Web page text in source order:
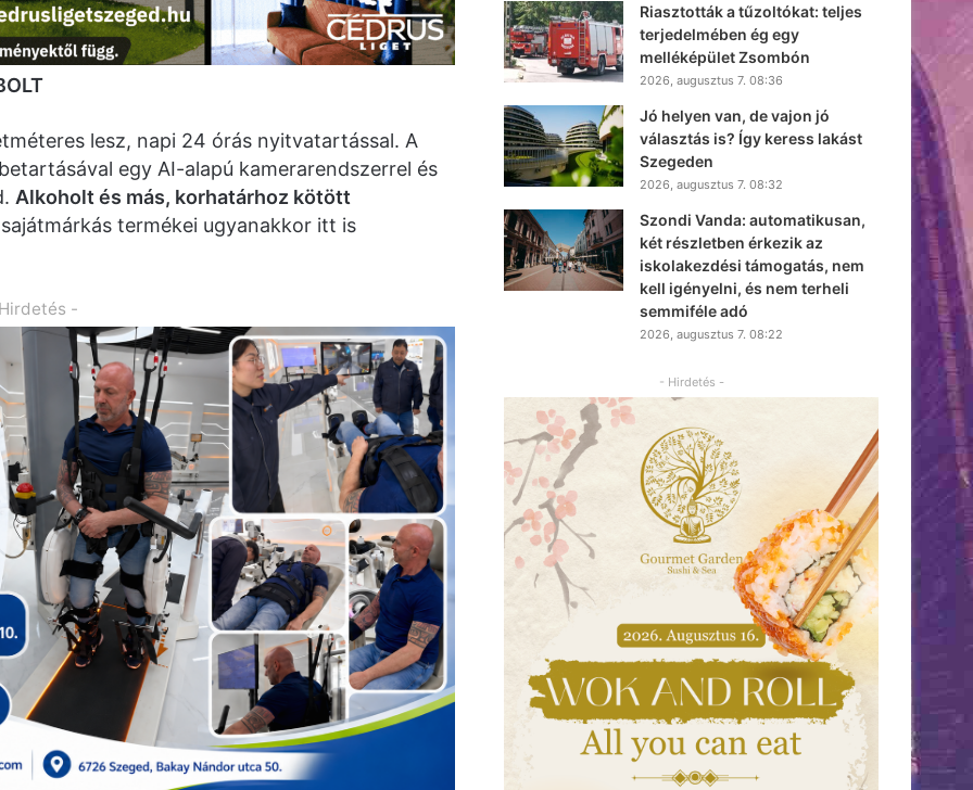
lesz, napi 24 órás nyitvatartással. A
egy AI-alapú kamerarendszerrel és
Alkoholt és más, korhatárhoz kötött
termékei ugyanakkor itt is
-
Riasztották a tűzoltókat: teljes
terjedelmében ég egy
melléképület Zsombón
2026, augusztus 7. 08:36
Jó helyen van, de vajon jó
választás is? Így keress lakást
Szegeden
2026, augusztus 7. 08:32
Szondi Vanda: automatikusan,
két részletben érkezik az
iskolakezdési támogatás, nem
kell igényelni, és nem terheli
semmiféle adó
2026, augusztus 7. 08:22
- Hirdetés -